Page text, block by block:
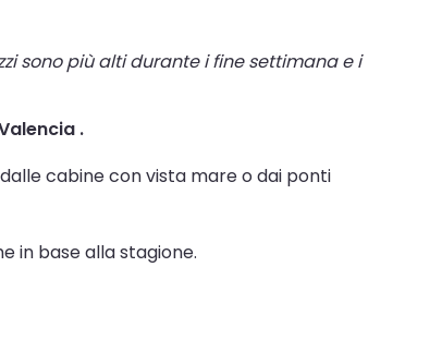
sono più alti durante i fine settimana e i
.
cabine con vista mare o dai ponti
in base alla stagione.